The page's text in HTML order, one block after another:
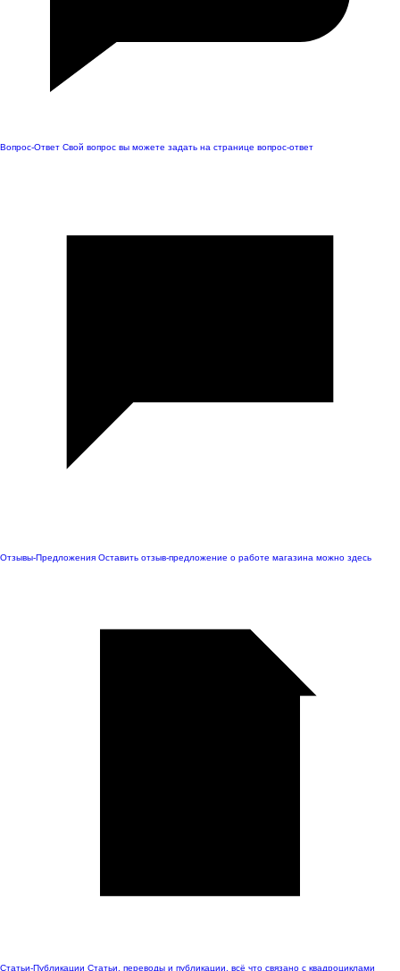
Вопрос-Ответ Свой вопрос вы можете задать на странице вопрос-ответ
Отзывы-Предложения Оставить отзыв-предложение о работе магазина можно здесь
Статьи-Публикации Статьи, переводы и публикации, всё что связано с квадроциклами